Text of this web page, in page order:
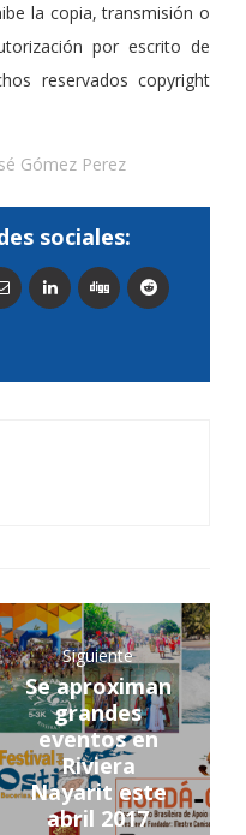
la copia, transmisión o
por escrito de
reservados copyright
Gómez Perez
sociales:
Siguiente
Se aproximan
grandes
eventos en
Riviera
Nayarit este
abril 2017